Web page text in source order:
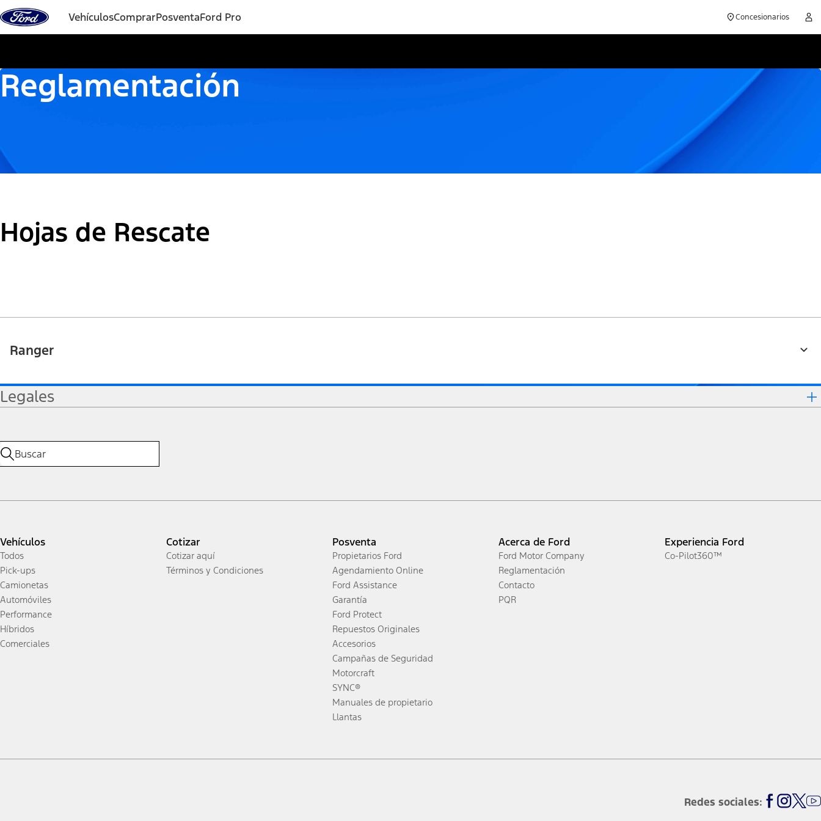
VehículosComprarPosventaFord Pro Concesionarios
Reglamentación
Hojas de Rescate
Ranger
Legales
Vehículos
Todos
Pick-ups
Camionetas
Automóviles
Performance
Híbridos
Comerciales
Cotizar
Cotizar aquí
Términos y Condiciones
Posventa
Propietarios Ford
Agendamiento Online
Ford Assistance
Garantía
Ford Protect
Repuestos Originales
Accesorios
Campañas de Seguridad
Motorcraft
SYNC®
Manuales de propietario
Llantas
Acerca de Ford
Ford Motor Company
Reglamentación
Contacto
PQR
Experiencia Ford
Co-Pilot360™
Redes sociales: